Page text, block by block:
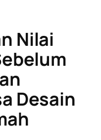
Nilai
Desain